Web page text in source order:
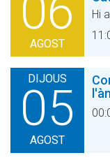
06
AGOST
Hi
DIJOUS
05
AGOST